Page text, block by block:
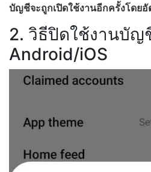
บัญชีจะถูกเปิดใช้งานอีกครั้งโดย
2. วิธีปิดใช้งานบัญ
Android/iOS